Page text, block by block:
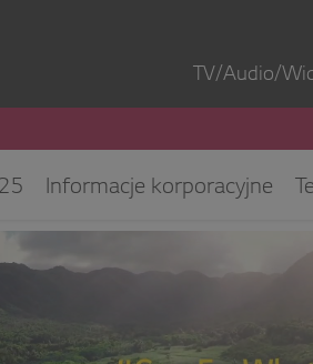
TV/Audio/
Informacje korporacyjne
IT ESG/CSR Kontakt dla